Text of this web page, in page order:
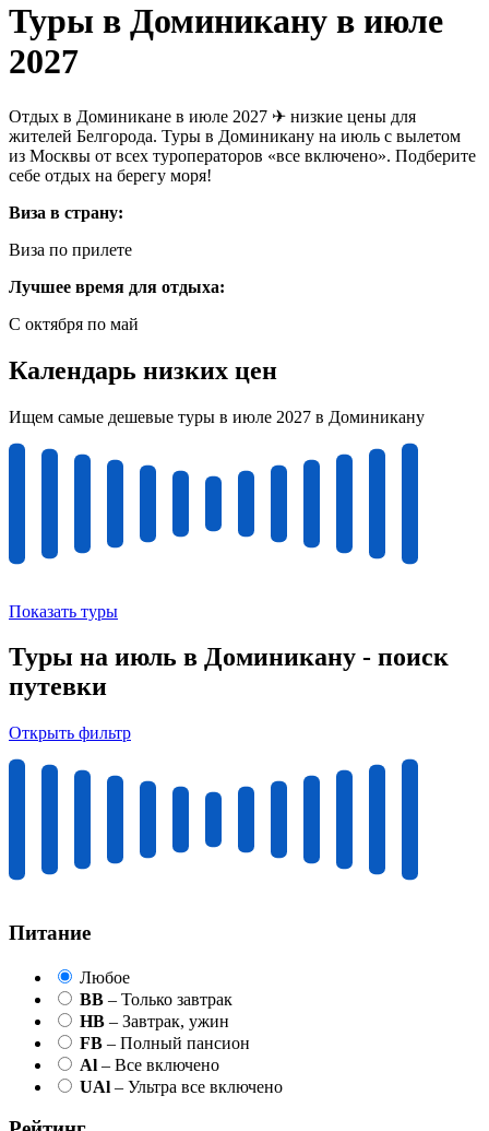
Туры в Доминикану в июле
2027
Отдых в Доминикане в июле 2027 ✈ низкие цены для
жителей Белгорода. Туры в Доминикану на июль с вылетом
из Москвы от всех туроператоров «все включено». Подберите
себе отдых на берегу моря!
Виза в страну:
Виза по прилете
Лучшее время для отдыха:
С октября по май
Календарь низких цен
Ищем самые дешевые туры в июле 2027 в Доминикану
Показать туры
Туры на июль в Доминикану - поиск
путевки
Открыть фильтр
Питание
Любое
BB – Только завтрак
HB – Завтрак, ужин
FB – Полный пансион
Al – Все включено
UAl – Ультра все включено